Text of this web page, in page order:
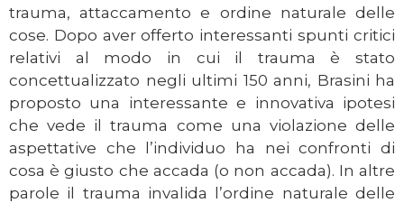
trauma, attaccamento e ordine naturale delle
cose. Dopo aver offerto interessanti spunti critici
relativi al modo in cui il trauma è stato
concettualizzato negli ultimi 150 anni, Brasini ha
proposto una interessante e innovativa ipotesi
che vede il trauma come una violazione delle
aspettative che l’individuo ha nei confronti di
cosa è giusto che accada (o non accada). In altre
parole il trauma invalida l’ordine naturale delle